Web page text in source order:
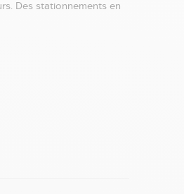
Des stationnements en